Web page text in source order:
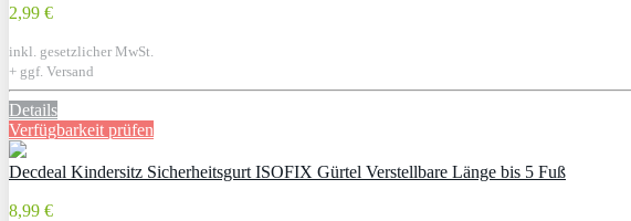
2,99 €
inkl. gesetzlicher MwSt.
+ ggf. Versand
Details
Verfügbarkeit prüfen
Decdeal Kindersitz Sicherheitsgurt ISOFIX Gürtel Verstellbare Länge bis 5 Fuß
8,99 €